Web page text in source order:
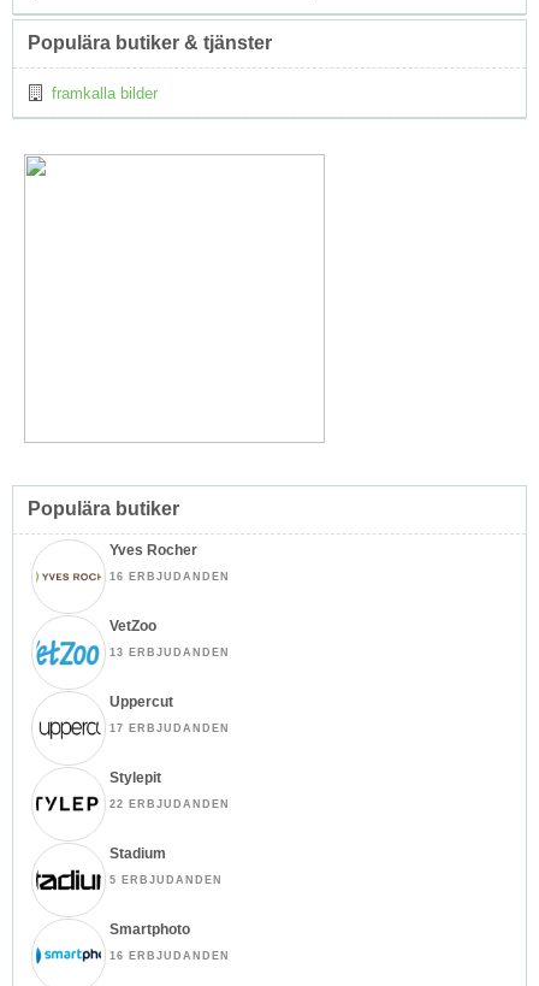
Populära butiker & tjänster
framkalla bilder
Populära butiker
Yves Rocher
16 ERBJUDANDEN
VetZoo
13 ERBJUDANDEN
Uppercut
17 ERBJUDANDEN
Stylepit
22 ERBJUDANDEN
Stadium
5 ERBJUDANDEN
Smartphoto
16 ERBJUDANDEN